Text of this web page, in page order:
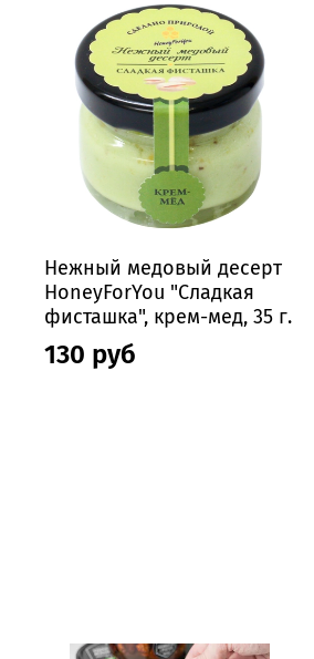
Нежный медовый десерт
HoneyForYou "Сладкая
фисташка", крем-мед, 35 г.
130 руб